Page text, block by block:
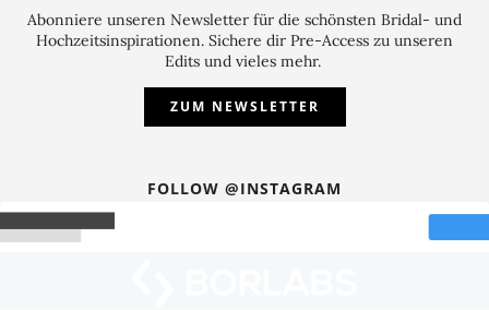
Abonniere unseren Newsletter für die schönsten Bridal- und
Hochzeitsinspirationen. Sichere dir Pre-Access zu unseren
Edits und vieles mehr.
ZUM NEWSLETTER
FOLLOW @INSTAGRAM